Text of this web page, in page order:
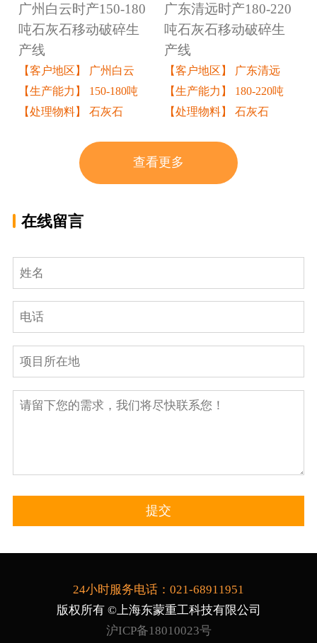
广州白云时产150-180
吨石灰石移动破碎生
产线
【客户地区】 广州白云
【生产能力】 150-180吨
【处理物料】 石灰石
广东清远时产180-220
吨石灰石移动破碎生
产线
【客户地区】 广东清远
【生产能力】 180-220吨
【处理物料】 石灰石
查看更多
在线留言
24小时服务电话：021-68911951
版权所有 ©上海东蒙重工科技有限公司
沪ICP备18010023号